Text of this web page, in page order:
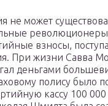
не может
революционеры
взносы,
При жизни Савва
деньгами
полису было
кассу 100